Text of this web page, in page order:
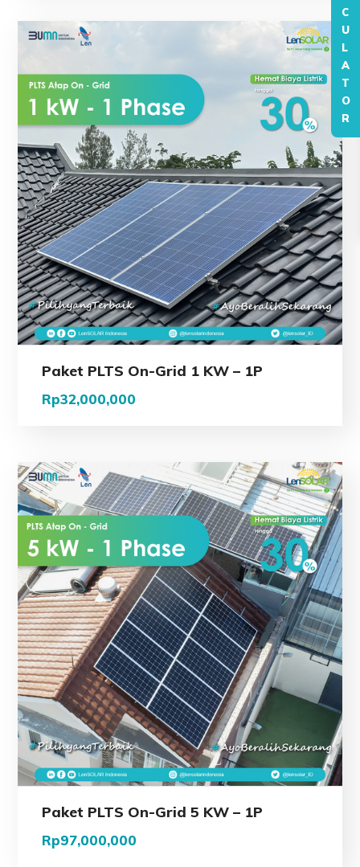
Paket PLTS On-Grid 1 KW – 1P
Rp32,000,000
Paket PLTS On-Grid 5 KW – 1P
Rp97,000,000
C
U
L
A
T
O
R